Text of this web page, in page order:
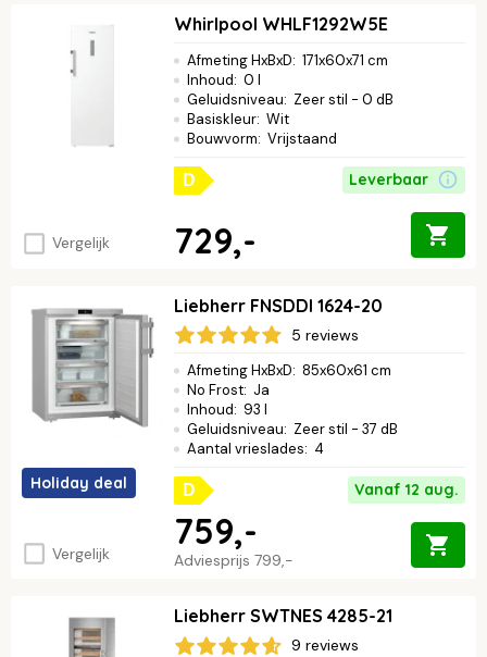
Vergelijk
Whirlpool WHLF1292W5E
Afmeting HxBxD: 171x60x71 cm
Inhoud: 0 l
Geluidsniveau: Zeer stil - 0 dB
Basiskleur: Wit
Bouwvorm: Vrijstaand
D Leverbaar
729,-
Holiday deal
Vergelijk
Liebherr FNSDDI 1624-20
5 reviews
Afmeting HxBxD: 85x60x61 cm
No Frost: Ja
Inhoud: 93 l
Geluidsniveau: Zeer stil - 37 dB
Aantal vrieslades: 4
D Vanaf 12 aug.
Adviesprijs 799,-
759,-
Liebherr SWTNES 4285-21
9 reviews